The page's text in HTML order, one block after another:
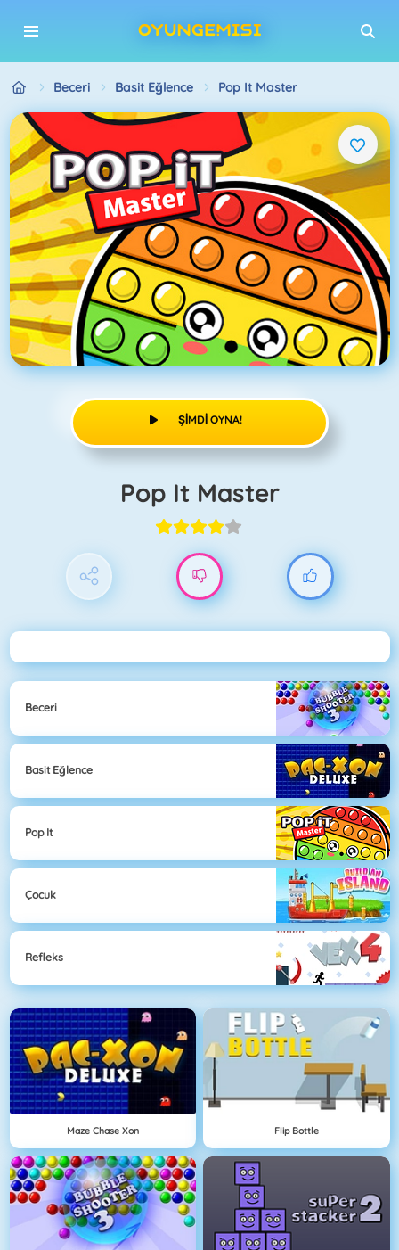
Beceri Basit Eğlence Pop It Master
ŞIMDI OYNA!
Pop It Master
Beceri
Basit Eğlence
Pop It
Çocuk
Refleks
Maze Chase Xon Flip Bottle